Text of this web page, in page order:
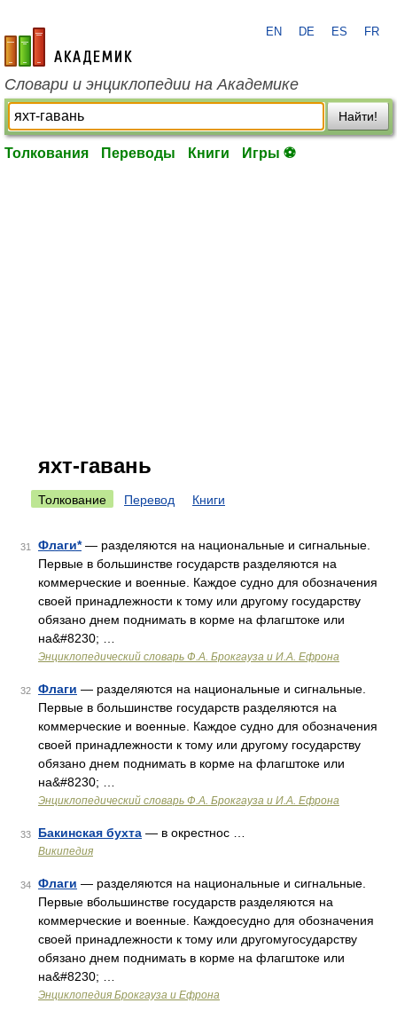
academic.ru
EN DE ES FR
Словари и энциклопедии на Академике
Найти!
Толкования Переводы Книги Игры ⚽
яхт-гавань
Толкование Перевод Книги
31 Флаги*— разделяются на национальные и сигнальные.
Первые в большинстве государств разделяются на
коммерческие и военные. Каждое судно для обозначения
своей принадлежности к тому или другому государству
обязано днем поднимать в корме на флагштоке или
на&#8230; …
Энциклопедический словарь Ф.А. Брокгауза и И.А. Ефрона
32 Флаги — разделяются на национальные и сигнальные.
Первые в большинстве государств разделяются на
коммерческие и военные. Каждое судно для обозначения
своей принадлежности к тому или другому государству
обязано днем поднимать в корме на флагштоке или
на&#8230; …
Энциклопедический словарь Ф.А. Брокгауза и И.А. Ефрона
33 Бакинская бухта — в окрестнос …
Википедия
34 Флаги — разделяются на национальные и сигнальные.
Первые вбольшинстве государств разделяются на
коммерческие и военные. Каждоесудно для обозначения
своей принадлежности к тому или другомугосударству
обязано днем поднимать в корме на флагштоке или
на&#8230; …
Энциклопедия Брокгауза и Ефрона